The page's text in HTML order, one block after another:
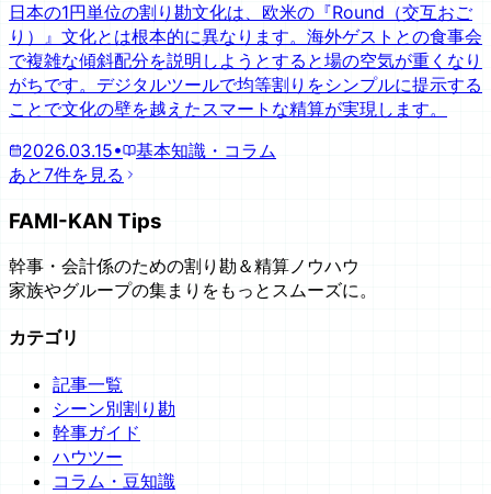
日本の1円単位の割り勘文化は、欧米の『Round（交互おご
り）』文化とは根本的に異なります。海外ゲストとの食事会
で複雑な傾斜配分を説明しようとすると場の空気が重くなり
がちです。デジタルツールで均等割りをシンプルに提示する
ことで文化の壁を越えたスマートな精算が実現します。
2026.03.15•
基本知識・コラム
あと7件を見る
FAMI-KAN Tips
幹事・会計係のための割り勘＆精算ノウハウ
家族やグループの集まりをもっとスムーズに。
カテゴリ
記事一覧
シーン別割り勘
幹事ガイド
ハウツー
コラム・豆知識